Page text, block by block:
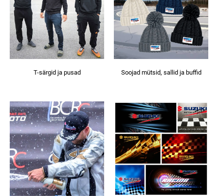
T-särgid ja pusad Soojad mütsid, sallid ja buffid